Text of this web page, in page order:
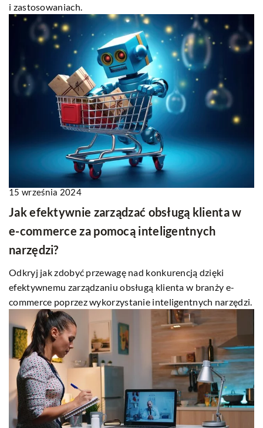
i zastosowaniach.
15 września 2024
Jak efektywnie zarządzać obsługą klienta w
e-commerce za pomocą inteligentnych
narzędzi?
Odkryj jak zdobyć przewagę nad konkurencją dzięki
efektywnemu zarządzaniu obsługą klienta w branży e-
commerce poprzez wykorzystanie inteligentnych narzędzi.